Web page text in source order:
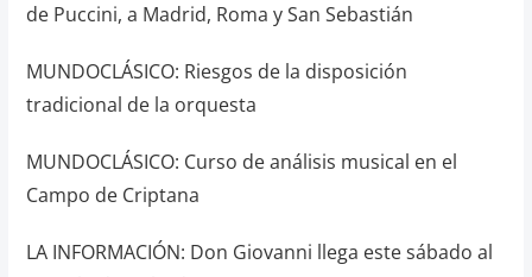
de Puccini, a Madrid, Roma y San Sebastián
MUNDOCLÁSICO: Riesgos de la disposición
tradicional de la orquesta
MUNDOCLÁSICO: Curso de análisis musical en el
Campo de Criptana
LA INFORMACIÓN: Don Giovanni llega este sábado al